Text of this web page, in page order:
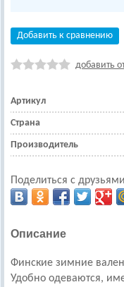
Добавить к сравнению
добавить
Артикул
Страна
Производитель
Поделиться с
Описание
Финские зимние
Удобно одеваются,